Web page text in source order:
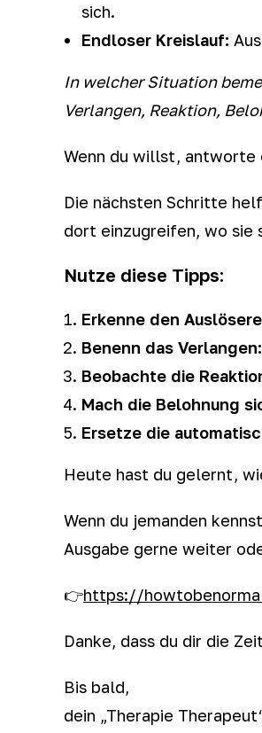
sich.
Endloser Kreislauf:
In welcher Situation
Verlangen, Reaktion,
Wenn du willst, antworte
Die nächsten Schritte
dort einzugreifen, wo sie
Nutze diese Tipps:
Erkenne den
Benenn das Verlangen:
Beobachte die
Mach die Belohnung
Ersetze die
Heute hast du gelernt,
Wenn du jemanden
Ausgabe gerne weiter
👉https://
Danke, dass du dir die
Bis bald,
dein „Therapie